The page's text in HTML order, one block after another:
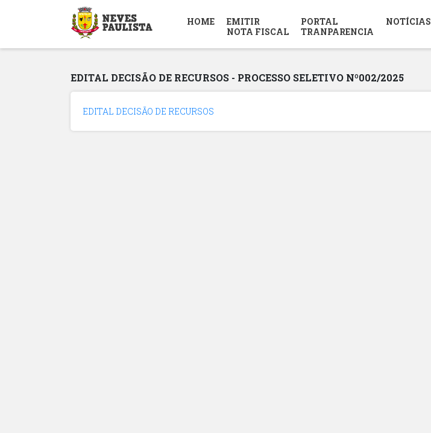
HOME
EMITIR
NOTA FISCAL
PORTAL
TRANPARENCIA
NOTÍCIAS
EDITAL DECISÃO DE RECURSOS - PROCESSO SELETIVO Nº002/2025
EDITAL DECISÃO DE RECURSOS